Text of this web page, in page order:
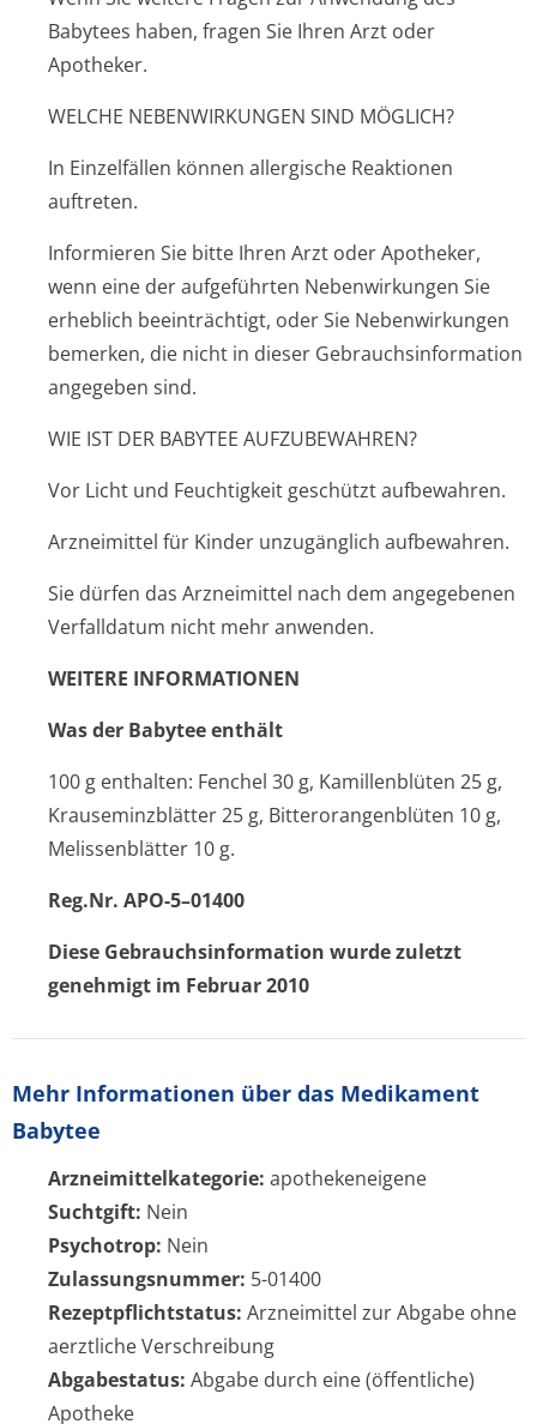
Babytees haben, fragen Sie Ihren Arzt oder
Apotheker.
WELCHE NEBENWIRKUNGEN SIND MÖGLICH?
In Einzelfällen können allergische Reaktionen
auftreten.
Informieren Sie bitte Ihren Arzt oder Apotheker,
wenn eine der aufgeführten Nebenwirkungen Sie
erheblich beeinträchtigt, oder Sie Nebenwirkungen
bemerken, die nicht in dieser Gebrauchsinfor­mation
angegeben sind.
WIE IST DER BABYTEE AUFZUBEWAHREN?
Vor Licht und Feuchtigkeit geschützt aufbewahren.
Arzneimittel für Kinder unzugänglich aufbewahren.
Sie dürfen das Arzneimittel nach dem angegebenen
Verfalldatum nicht mehr anwenden.
WEITERE INFORMATIONEN
Was der Babytee enthält
100 g enthalten: Fenchel 30 g, Kamillenblüten 25 g,
Krauseminzblätter 25 g, Bitterorangenblüten 10 g,
Melissenblätter 10 g.
Reg.Nr. APO-5–01400
Diese Gebrauchsinfor­mation wurde zuletzt
genehmigt im Februar 2010
Mehr Informationen über das Medikament
Babytee
Arzneimittelkategorie: apothekeneigene
Suchtgift: Nein
Psychotrop: Nein
Zulassungsnummer: 5-01400
Rezeptpflichtstatus: Arzneimittel zur Abgabe ohne
aerztliche Verschreibung
Abgabestatus: Abgabe durch eine (öffentliche)
Apotheke